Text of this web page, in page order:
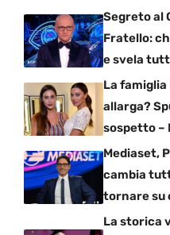
Segreto al
Fratello:
e svela
La famiglia
allarga?
sospetto –
Mediaset,
cambia
tornare su
La storica